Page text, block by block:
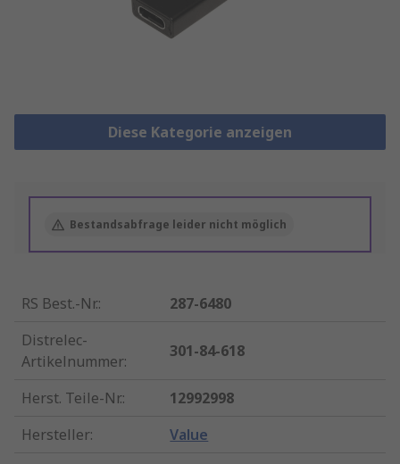
Diese Kategorie anzeigen
Bestandsabfrage leider nicht möglich
RS Best.-Nr.:
287-6480
Distrelec-
Artikelnummer:
301-84-618
Herst. Teile-Nr.:
12992998
Hersteller: Value